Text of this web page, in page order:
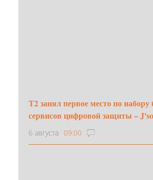
Т2 занял первое место по
сервисов цифровой защиты –
6 августа 09:00